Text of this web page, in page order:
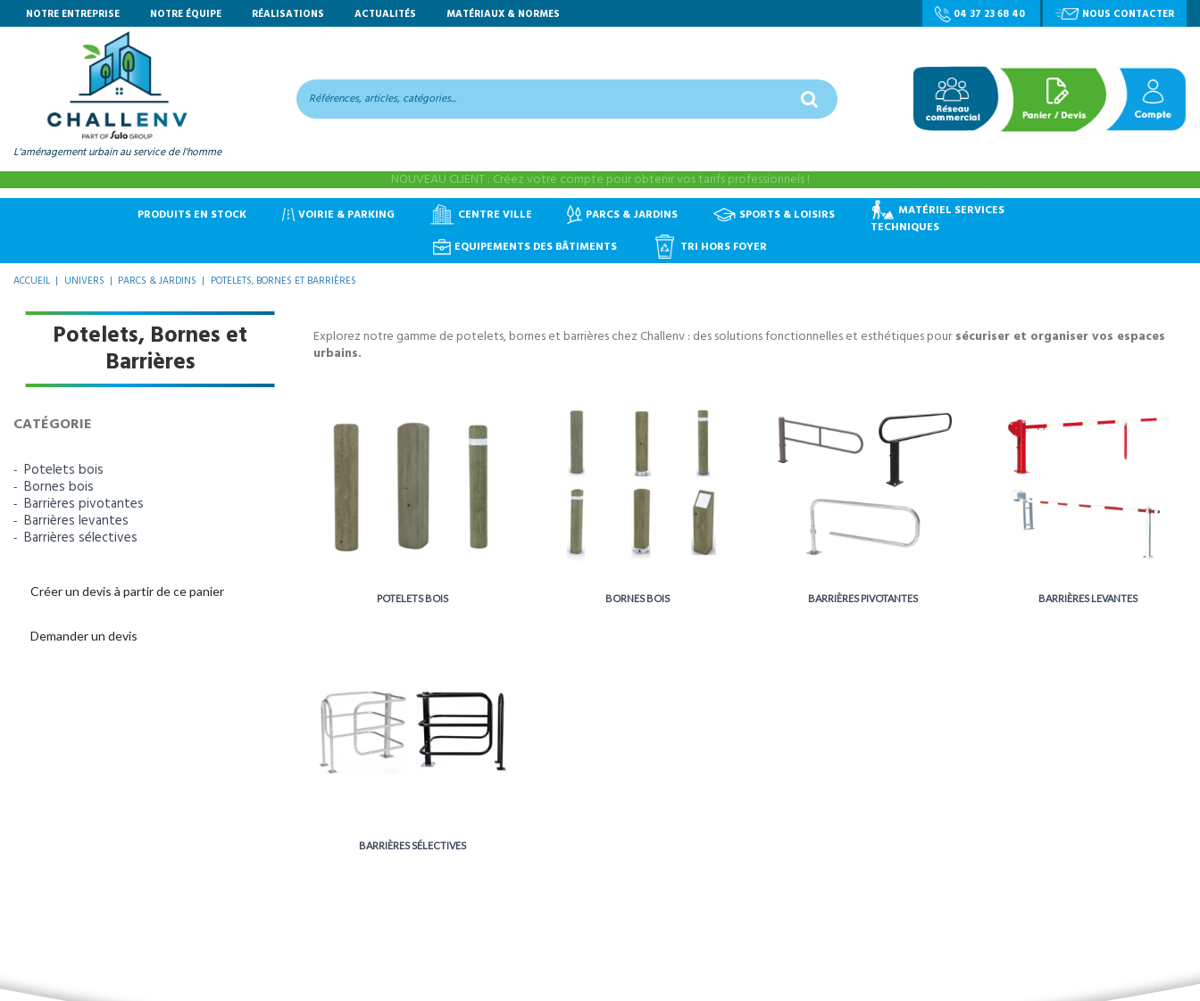
NOTRE ENTREPRISE NOTRE ÉQUIPE RÉALISATIONS ACTUALITÉS MATÉRIAUX & NORMES 04 37 23 68 40 NOUS CONTACTER
L'aménagement urbain au service de l'homme
NOUVEAU CLIENT : Créez votre compte pour obtenir vos tarifs professionnels !
PRODUITS EN STOCK VOIRIE & PARKING CENTRE VILLE PARCS & JARDINS SPORTS & LOISIRS
MATÉRIEL SERVICES
TECHNIQUES
EQUIPEMENTS DES BÂTIMENTS
TRI HORS FOYER
ACCUEIL UNIVERS PARCS & JARDINS POTELETS, BORNES ET BARRIÈRES
Explorez notre gamme de potelets, bornes et barrières chez Challenv : des solutions fonctionnelles et esthétiques poursécuriser et organiser vos espaces
urbains.
POTELETS BOIS BORNES BOIS BARRIÈRES PIVOTANTES BARRIÈRES LEVANTES
BARRIÈRES SÉLECTIVES
Potelets, Bornes et
Barrières
CATÉGORIE
Potelets bois
Bornes bois
Barrières pivotantes
Barrières levantes
Barrières sélectives
Créer un devis à partir de ce panier
Demander un devis